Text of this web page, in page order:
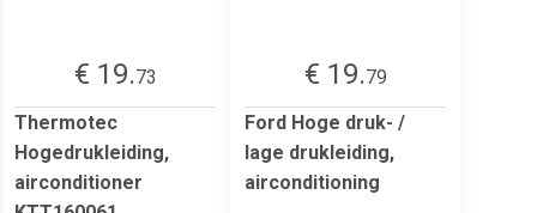
€ 19.73
Thermotec
Hogedrukleiding,
airconditioner
€ 19.79
Ford Hoge druk- /
lage drukleiding,
airconditioning